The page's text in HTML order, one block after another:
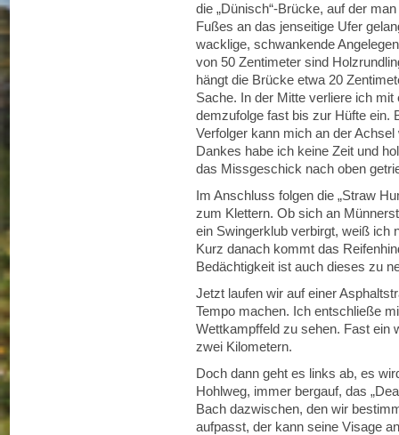
die „Dünisch“-Brücke, auf der
Fußes an das jenseitige Ufer
wacklige, schwankende
von 50 Zentimeter sind
hängt die Brücke etwa 20
Sache. In der Mitte verliere ich
demzufolge fast bis zur Hüfte ein.
Verfolger kann mich an der
Dankes habe ich keine Zeit und
das Missgeschick nach oben
Im Anschluss folgen die „Straw
zum Klettern. Ob sich an
ein Swingerklub verbirgt, weiß ich
Kurz danach kommt das
Bedächtigkeit ist auch dieses zu
Jetzt laufen wir auf einer
Tempo machen. Ich entschließe
Wettkampffeld zu sehen. Fast ein
zwei Kilometern.
Doch dann geht es links ab, es
Hohlweg, immer bergauf, das
Bach dazwischen, den wir
aufpasst, der kann seine Visage